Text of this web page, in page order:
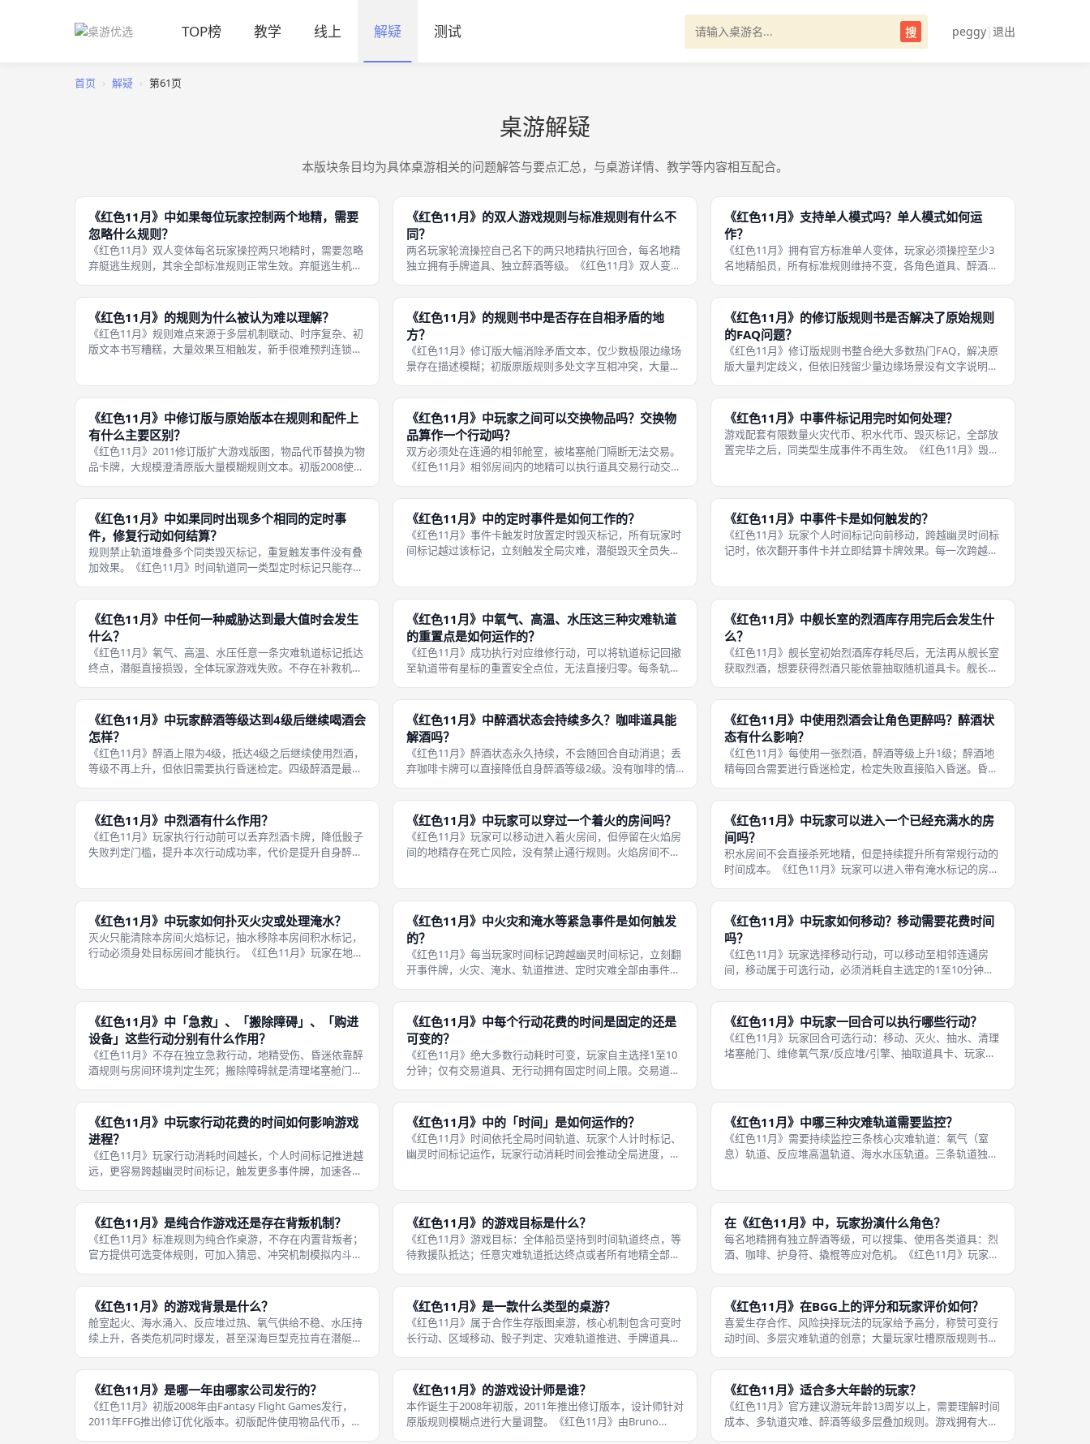
TOP榜 教学 线上 解疑 测试 搜 peggy| 退出
首页 › 解疑 › 第61页
桌游解疑
本版块条目均为具体桌游相关的问题解答与要点汇总，与桌游详情、教学等内容相互配合。
《红色11月》中如果每位玩家控制两个地精，需要
忽略什么规则？
《红色11月》双人变体每名玩家操控两只地精时，需要忽略
弃艇逃生规则，其余全部标准规则正常生效。弃艇逃生机制
规则会破坏对局平衡。 玩家依次操控自己名下地精执行回
合，不能同一回合连续操控两只角
《红色11月》的双人游戏规则与标准规则有什么不
同？
两名玩家轮流操控自己名下的两只地精执行回合，每名地精
独立拥有手牌道具、独立醉酒等级。《红色11月》双人变体
沿用标准3至8人对局规则。 弃艇逃生规则被移除，避免利用
该变体规则破坏平衡。道具交
《红色11月》支持单人模式吗？单人模式如何运
作？
《红色11月》拥有官方标准单人变体，玩家必须操控至少3
名地精船员，所有标准规则维持不变，各角色道具、醉酒状
多名船员分工。 单人模式没有真人队友沟通，所有任务规划
依靠自己完成，难度高于多人对
《红色11月》的规则为什么被认为难以理解？
《红色11月》规则难点来源于多层机制联动、时序复杂、初
版文本书写糟糕，大量效果互相触发，新手很难预判连锁后
内部拥有清晰阶段顺序，但规则书
《红色11月》的规则书中是否存在自相矛盾的地
方？
《红色11月》修订版大幅消除矛盾文本，仅少数极限边缘场
景存在描述模糊；初版原版规则多处文字互相冲突，大量判
理顺回合阶段顺序，消除明显文字冲突。 初版最大问题是事
件结算顺序、行动惩罚叠加、醉
《红色11月》的修订版规则书是否解决了原始规则
的FAQ问题？
《红色11月》修订版规则书整合绝大多数热门FAQ，解决原
版大量判定歧义，但依旧残留少量边缘场景没有文字说明。
定、时间跨越、定时标记冲突等高频争议点。 常见核心疑问
在修订规则内拥有明确答案，
《红色11月》中修订版与原始版本在规则和配件上
有什么主要区别？
《红色11月》2011修订版扩大游戏版图，物品代币替换为物
品卡牌，大规模澄清原版大量模糊规则文本。初版2008使用
使用卡牌，道具效果一目了然，大幅减少查表耗时。 规则层
面，修订版整合社区大
《红色11月》中玩家之间可以交换物品吗？交换物
品算作一个行动吗？
双方必须处在连通的相邻舱室，被堵塞舱门隔断无法交易。
《红色11月》相邻房间内的地精可以执行道具交易行动交换
能执行一次交易行动，可以自由交换任意数量道具卡牌。交
易行动没有骰子判定，必定成功
《红色11月》中事件标记用完时如何处理？
游戏配套有限数量火灾代币、积水代币、毁灭标记，全部放
置完毕之后，同类型生成事件不再生效。《红色11月》毁灭
机制，标记耗尽之后，事件牌压
《红色11月》中如果同时出现多个相同的定时事
件，修复行动如何结算？
规则禁止轨道堆叠多个同类毁灭标记，重复触发事件没有叠
加效果。《红色11月》时间轨道同一类型定时标记只能存在
复行动即可移除。 不同类型定时标记可以同时存在轨道上，
需要分别执行对应修复行动逐个
《红色11月》中的定时事件是如何工作的？
《红色11月》事件卡触发时放置定时毁灭标记，所有玩家时
间标记越过该标记，立刻触发全局灾难，潜艇毁灭全员失
时标记，必须在任意玩家计时跨越
《红色11月》中事件卡是如何触发的？
《红色11月》玩家个人时间标记向前移动，跨越幽灵时间标
记时，依次翻开事件卡并立即结算卡牌效果。每一次跨越都
增火灾、推动灾难轨道、放置定
《红色11月》中任何一种威胁达到最大值时会发生
什么？
《红色11月》氧气、高温、水压任意一条灾难轨道标记抵达
终点，潜艇直接损毁，全体玩家游戏失败。不存在补救机
条轨道属于硬性失败条件，优先级高于所有其他规则。火
灾、淹水不会直接造成失败，但是持
《红色11月》中氧气、高温、水压这三种灾难轨道
的重置点是如何运作的？
《红色11月》成功执行对应维修行动，可以将轨道标记回撤
至轨道带有星标的重置安全点位，无法直接归零。每条轨道
以回撤至更左侧的星标位置。 随机事件会持续推动标记向右
前进，靠近轨道终点毁灭线。维
《红色11月》中舰长室的烈酒库存用完后会发生什
么？
《红色11月》舰长室初始烈酒库存耗尽后，无法再从舰长室
获取烈酒，想要获得烈酒只能依靠抽取随机道具卡。舰长室
不可控，道具卡不一定能持续抽到烈酒。 这意味着团队后续
行动增益资源变少，高难度抢修
《红色11月》中玩家醉酒等级达到4级后继续喝酒会
怎样？
《红色11月》醉酒上限为4级，抵达4级之后继续使用烈酒，
等级不再上升，但依旧需要执行昏迷检定。四级醉酒是最高
醉酒地精没有办法依靠继续饮酒获得更多收益，只会持续承
担极高昏迷风险。如果没有咖
《红色11月》中醉酒状态会持续多久？咖啡道具能
解酒吗？
《红色11月》醉酒状态永久持续，不会随回合自动消退；丢
弃咖啡卡牌可以直接降低自身醉酒等级2级。没有咖啡的情
定压力。 咖啡属于稀缺解毒道具，只能依靠抽取道具卡获
得，舰长室初始库存没有咖啡。玩
《红色11月》中使用烈酒会让角色更醉吗？醉酒状
态有什么影响？
《红色11月》每使用一张烈酒，醉酒等级上升1级；醉酒地
精每回合需要进行昏迷检定，检定失败直接陷入昏迷。昏迷
死亡风险。 醉酒等级一共有四级，等级越高，昏迷检定失败
概率越大。处于昏迷状态的地精
《红色11月》中烈酒有什么作用？
《红色11月》玩家执行行动前可以丢弃烈酒卡牌，降低骰子
失败判定门槛，提升本次行动成功率，代价是提升自身醉酒
道具，面对抢修三大系统、紧急
《红色11月》中玩家可以穿过一个着火的房间吗？
《红色11月》玩家可以移动进入着火房间，但停留在火焰房
间的地精存在死亡风险，没有禁止通行规则。火焰房间不能
其他负面条件容易直接阵亡。尽
《红色11月》中玩家可以进入一个已经充满水的房
间吗？
积水房间不会直接杀死地精，但是持续提升所有常规行动的
时间成本。《红色11月》玩家可以进入带有淹水标记的房
外增加2分钟时间惩罚。 如果积水房间同时发生火灾，火焰
无法自然蔓延，但被困地精生存风
《红色11月》中玩家如何扑灭火灾或处理淹水？
灭火只能清除本房间火焰标记，抽水移除本房间积水标记，
行动必须身处目标房间才能执行。《红色11月》玩家在地火
成功判定越容易。房间同时着火
《红色11月》中火灾和淹水等紧急事件是如何触发
的？
《红色11月》每当玩家时间标记跨越幽灵时间标记，立刻翻
开事件牌，火灾、淹水、轨道推进、定时灾难全部由事件牌
新火焰；火灾蔓延只能扩散至相邻无积水房间；积水事件直
接在随机房间增加淹水标记。 事
《红色11月》中玩家如何移动？移动需要花费时间
吗？
《红色11月》玩家选择移动行动，可以移动至相邻连通房
间，移动属于可选行动，必须消耗自主选定的1至10分钟时
动移除阻塞标记。 移动行动不需要骰子判定，必定成功，但
不能免费执行。很多新手误以为
《红色11月》中「急救」、「搬除障碍」、「购进
设备」这些行动分别有什么作用？
《红色11月》不存在独立急救行动，地精受伤、昏迷依靠醉
酒规则与房间环境判定生死；搬除障碍就是清理堵塞舱门行
快速穿梭潜艇各个舱室。堵塞舱门会切断通行路线，火灾、
积水房间被困船员无法撤离，优先
《红色11月》中每个行动花费的时间是固定的还是
可变的？
《红色11月》绝大多数行动耗时可变，玩家自主选择1至10
分钟；仅有交易道具、无行动拥有固定时间上限。交易道具
系统、清理舱门、移动等核心行动，玩家自由选定时长，投
入时间越多，骰子判定成功
《红色11月》中玩家一回合可以执行哪些行动？
《红色11月》玩家回合可选行动：移动、灭火、抽水、清理
堵塞舱门、维修氧气泵/反应堆/引擎、抽取道具卡、玩家之
定。 处于淹水房间执行大部分
《红色11月》中玩家行动花费的时间如何影响游戏
进程？
《红色11月》玩家行动消耗时间越长，个人时间标记推进越
远，更容易跨越幽灵时间标记，触发更多事件牌，加速各类
灾、积水、推进三大灾难轨道、生成定时毁灭标记。 选择长
时间行动，可以提高本次行动成
《红色11月》中的「时间」是如何运作的？
《红色11月》时间依托全局时间轨道、玩家个人计时标记、
幽灵时间标记运作，玩家行动消耗时间会推动全局进度，触
时间标记代表当前全局最远时间
《红色11月》中哪三种灾难轨道需要监控？
《红色11月》需要持续监控三条核心灾难轨道：氧气（窒
息）轨道、反应堆高温轨道、海水水压轨道。三条轨道独立
回撤至安全重置点位。氧气轨道对
《红色11月》是纯合作游戏还是存在背叛机制？
《红色11月》标准规则为纯合作桌游，不存在内置背叛者；
官方提供可选变体规则，可加入猜忌、冲突机制模拟内斗。
夺存在对抗性，实际上道具交换属于团队协作手段。 基础模
式下所有玩家目标完全一致，共
《红色11月》的游戏目标是什么？
《红色11月》游戏目标：全体船员坚持到时间轨道终点，等
待救援队抵达；任意灾难轨道抵达终点或者所有地精全部阵
核心就是持续压制氧气、高温、水压三条灾难轨道，同时处
理随机火灾、淹水、舱门堵塞、海
在《红色11月》中，玩家扮演什么角色？
每名地精拥有独立醉酒等级，可以搜集、使用各类道具：烈
酒、咖啡、护身符、撬棍等应对危机。《红色11月》玩家扮
职维持潜艇运转，等待外部救援。 角色没有固定职业区分，
玩家可以自由选择行动路线，可
《红色11月》的游戏背景是什么？
舱室起火、海水涌入、反应堆过热、氧气供给不稳、水压持
续上升，各类危机同时爆发，甚至深海巨型克拉肯在潜艇外
月号」，潜艇深海航行时接连爆发各类故障与灾难，救援队
正在赶来。 地精船员必须分工抢
《红色11月》是一款什么类型的桌游？
《红色11月》属于合作生存版图桌游，核心机制包含可变时
长行动、区域移动、骰子判定、灾难轨道推进、手牌道具管
事件持续制造危机，玩家团队共同对抗系统生成的各类灾
难。 区别于大多数合作桌游固定行
《红色11月》在BGG上的评分和玩家评价如何？
喜爱生存合作、风险抉择玩法的玩家给予高分，称赞可变行
动时间、多层灾难轨道的创意；大量玩家吐槽原版规则书写
玩家平均分约6.3分，重度2.1/5，评价两极分化，核心争议
集中在规则文本晦涩
《红色11月》是哪一年由哪家公司发行的？
《红色11月》初版2008年由Fantasy Flight Games发行，
2011年FFG推出修订优化版本。初版配件使用物品代币，规
《红色11月》的游戏设计师是谁？
本作诞生于2008年初版，2011年推出修订版本，设计师针对
原版规则模糊点进行大量调整。《红色11月》由Bruno
《红色11月》适合多大年龄的玩家？
《红色11月》官方建议游玩年龄13周岁以上，需要理解时间
成本、多轨道灾难、醉酒等级多层叠加规则。游戏拥有大量